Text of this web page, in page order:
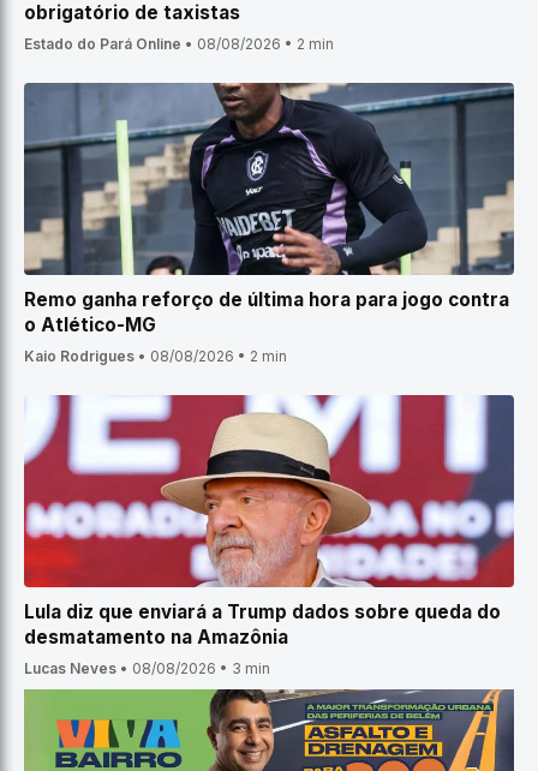
obrigatório de taxistas
Estado do Pará Online • 08/08/2026 • 2 min
Remo ganha reforço de última hora para jogo contra
o Atlético-MG
Kaio Rodrigues • 08/08/2026 • 2 min
Lula diz que enviará a Trump dados sobre queda do
desmatamento na Amazônia
Lucas Neves • 08/08/2026 • 3 min